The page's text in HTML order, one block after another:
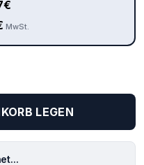
€
MwSt.
LEGEN